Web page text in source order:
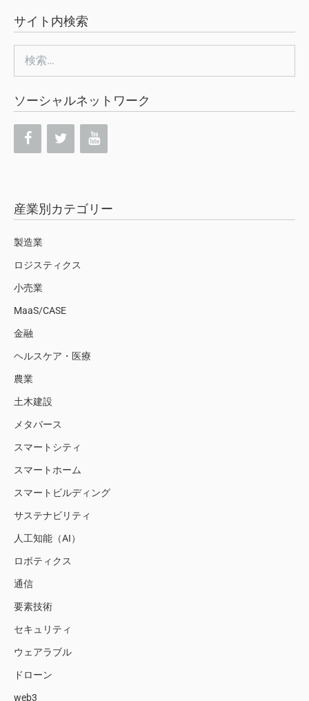
サイト内検索
索:
ソーシャルネットワーク
産業別カテゴリー
製造業
ロジスティクス
小売業
MaaS/CASE
金融
ヘルスケア・医療
農業
土木建設
メタバース
スマートシティ
スマートホーム
スマートビルディング
サステナビリティ
人工知能（AI）
ロボティクス
通信
要素技術
セキュリティ
ウェアラブル
ドローン
web3